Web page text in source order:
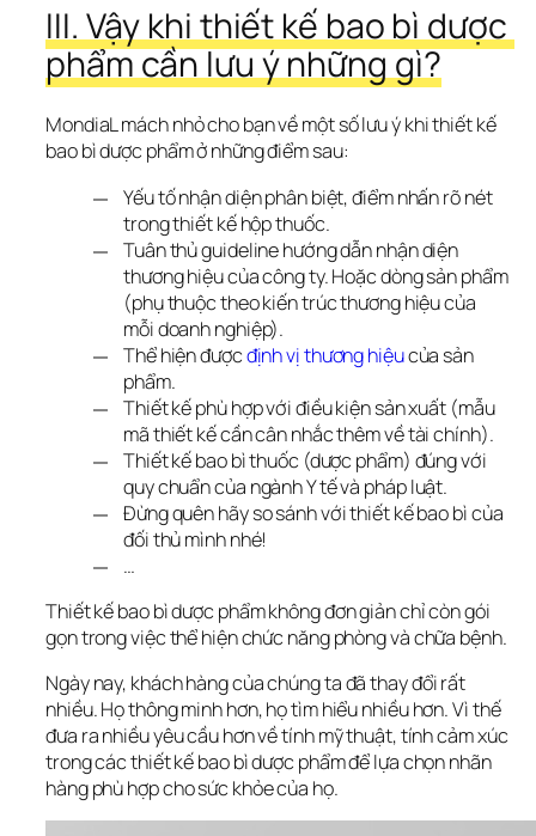
III. Vậy khi thiết kế bao bì dược
phẩm cần lưu ý những gì?
MondiaL mách nhỏ cho bạn về một số lưu ý khi thiết kế
bao bì dược phẩm ở những điểm sau:
Yếu tố nhận diện phân biệt, điểm nhấn rõ nét
trong thiết kế hộp thuốc.
Tuân thủ guideline hướng dẫn nhận diện
thương hiệu của công ty. Hoặc dòng sản phẩm
(phụ thuộc theo kiến trúc thương hiệu của
mỗi doanh nghiệp).
Thể hiện đượcđịnh vị thương hiệucủa sản
phẩm.
Thiết kế phù hợp với điều kiện sản xuất (mẫu
mã thiết kế cần cân nhắc thêm về tài chính).
Thiết kế bao bì thuốc (dược phẩm) đúng với
quy chuẩn của ngành Y tế và pháp luật.
Đừng quên hãy so sánh với thiết kế bao bì của
đối thủ mình nhé!
…
Thiết kế bao bì dược phẩm không đơn giản chỉ còn gói
Ngày nay, khách hàng của chúng ta đã thay đổi rất
nhiều. Họ thông minh hơn, họ tìm hiểu nhiều hơn. Vì thế
đưa ra nhiều yêu cầu hơn về tính mỹ thuật, tính cảm xúc
trong các thiết kế bao bì dược phẩm để lựa chọn nhãn
hàng phù hợp cho sức khỏe của họ.